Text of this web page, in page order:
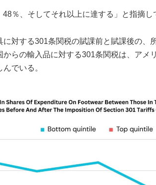
％、そしてそれ以上に達する」と指摘し
対する301条関税の賦課前と賦課後の、
らの輸入品に対する301条関税は、アメ
でいる。